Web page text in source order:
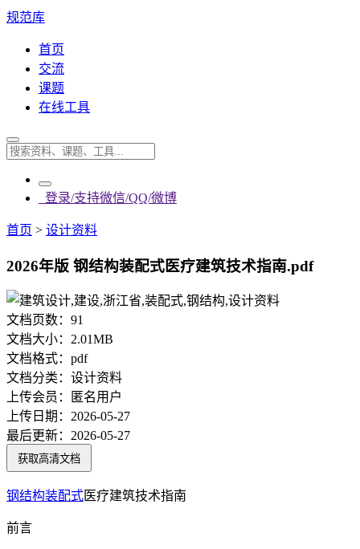
规范库
首页
交流
课题
在线工具
登录/支持微信/QQ/微博
首页 > 设计资料
2026年版 钢结构装配式医疗建筑技术指南.pdf
文档页数： 91
文档大小： 2.01MB
文档格式： pdf
文档分类： 设计资料
上传会员：
匿名用户
上传日期： 2026-05-27
最后更新： 2026-05-27
获取高清文档
钢结构装配式医疗建筑技术指南
前言